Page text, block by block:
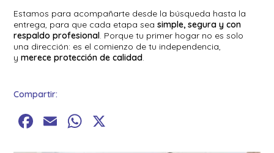
Estamos para acompañarte desde la búsqueda hasta la
entrega, para que cada etapa seasimple, segura y con
respaldo profesional . Porque tu primer hogar no es solo
una dirección: es el comienzo de tu independencia,
ymerece protección de calidad
Compartir:
Facebook
EmailWhatsApp